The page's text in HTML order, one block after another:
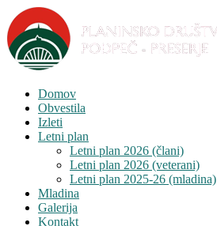
Domov
Obvestila
Izleti
Letni plan
Letni plan 2026 (člani)
Letni plan 2026 (veterani)
Letni plan 2025-26 (mladina)
Mladina
Galerija
Kontakt